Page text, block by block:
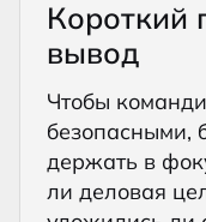
Короткий
вывод
Чтобы
безопасными,
держать в
ли деловая